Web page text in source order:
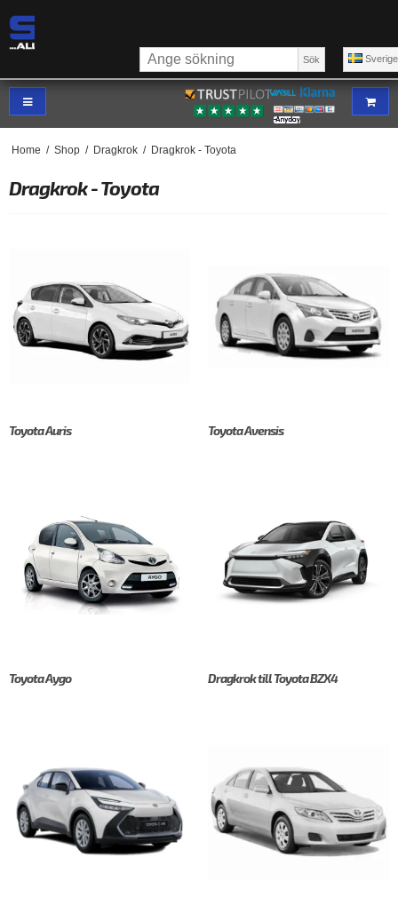
Sverige
Sök
Home / Shop / Dragkrok / Dragkrok - Toyota
Dragkrok - Toyota
Toyota Auris Toyota Avensis
Toyota Aygo Dragkrok till Toyota BZX4